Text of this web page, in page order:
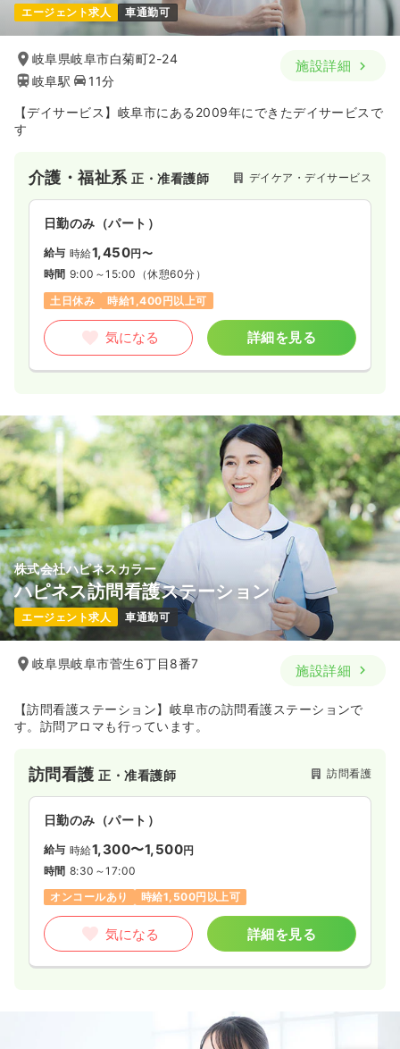
エージェント求人 車通勤可
岐阜県岐阜市白菊町2-24
岐阜駅
11分
施設詳細
【デイサービス】岐阜市にある2009年にできたデイサービスで
す
介護・福祉系正・准看護師 デイケア・デイサービス
日勤のみ（パート）
給与 時給1,450円〜
時間 9:00～15:00 （休憩60分）
土日休み
時給1,400円以上可
気になる 詳細を見る
株式会社ハピネスカラー
ハピネス訪問看護ステーション
エージェント求人 車通勤可
岐阜県岐阜市菅生6丁目8番7 施設詳細
【訪問看護ステーション】岐阜市の訪問看護ステーションで
す。訪問アロマも行っています。
訪問看護正・准看護師 訪問看護
日勤のみ（パート）
給与 時給1,300〜1,500円
時間 8:30～17:00
オンコールあり
時給1,500円以上可
気になる 詳細を見る